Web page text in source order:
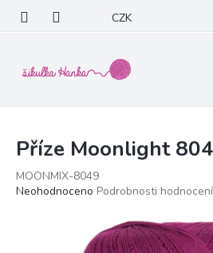
obsah
CZK
Příze Moonlight
MOONMIX-8049
Průměrné
Neohodnoceno Podrobnosti hodnocení